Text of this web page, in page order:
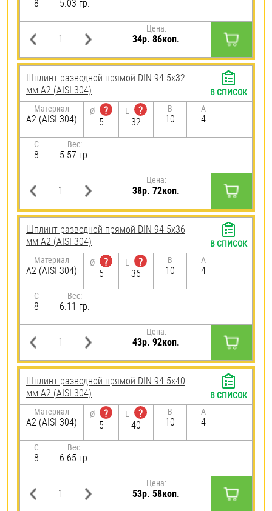
8 5.03 гр.
Цена:
34р. 86коп.
Шплинт разводной прямой DIN 94 5х32
мм А2 (AISI 304)
Материал
А2 (AISI 304)
Ø
?
5
L
?
32
B
10
A
4
C
8
Вес:
5.57 гр.
Цена:
38р. 72коп.
В СПИСОК
Шплинт разводной прямой DIN 94 5х36
мм А2 (AISI 304)
Материал
А2 (AISI 304)
Ø
?
5
L
?
36
B
10
A
4
C
8
Вес:
6.11 гр.
Цена:
43р. 92коп.
В СПИСОК
Шплинт разводной прямой DIN 94 5х40
мм А2 (AISI 304)
Материал
А2 (AISI 304)
Ø
?
5
L
?
40
B
10
A
4
C
8
Вес:
6.65 гр.
Цена:
53р. 58коп.
В СПИСОК